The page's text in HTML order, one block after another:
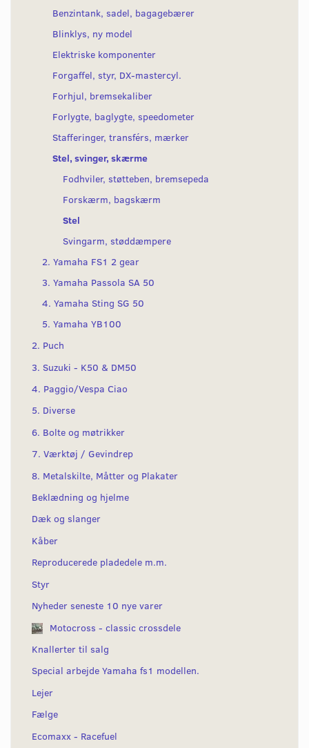
Benzintank, sadel, bagagebærer
Blinklys, ny model
Elektriske komponenter
Forgaffel, styr, DX-mastercyl.
Forhjul, bremsekaliber
Forlygte, baglygte, speedometer
Stafferinger, transférs, mærker
Stel, svinger, skærme
Fodhviler, støtteben, bremsepeda
Forskærm, bagskærm
Stel
Svingarm, støddæmpere
2. Yamaha FS1 2 gear
3. Yamaha Passola SA 50
4. Yamaha Sting SG 50
5. Yamaha YB100
2. Puch
3. Suzuki - K50 & DM50
4. Paggio/Vespa Ciao
5. Diverse
6. Bolte og møtrikker
7. Værktøj / Gevindrep
8. Metalskilte, Måtter og Plakater
Beklædning og hjelme
Dæk og slanger
Kåber
Reproducerede pladedele m.m.
Styr
Nyheder seneste 10 nye varer
Motocross - classic crossdele
Knallerter til salg
Special arbejde Yamaha fs1 modellen.
Lejer
Fælge
Ecomaxx - Racefuel